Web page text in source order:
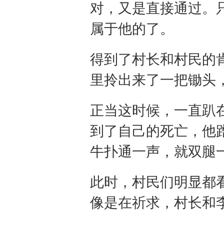
对，又是直接通过。
属于他的了。
得到了村长和村民的
里拎出来了一把锄头
正当这时候，一直趴
到了自己的死亡，他
牛扑通一声，就双腿
此时，村民们明显都
像是在祈求，村长和